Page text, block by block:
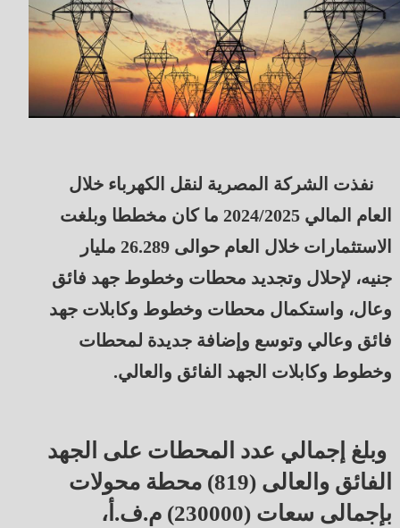
نفذت الشركة المصرية لنقل الكهرباء خلال
العام المالي 2024/2025 ما كان مخططا وبلغت
الاستثمارات خلال العام حوالى 26.289 مليار
جنيه، لإحلال وتجديد محطات وخطوط جهد فائق
وعال، واستكمال محطات وخطوط وكابلات جهد
فائق وعالي وتوسع وإضافة جديدة لمحطات
وخطوط وكابلات الجهد الفائق والعالي.
وبلغ إجمالي عدد المحطات على الجهد
الفائق والعالى (819) محطة محولات
بإجمالى سعات (230000) م.ف.أ،